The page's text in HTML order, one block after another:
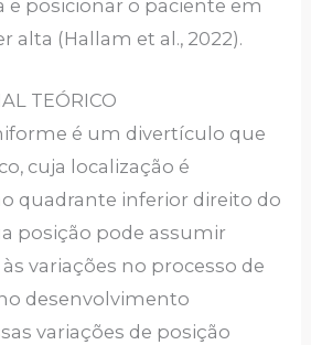
e posicionar o paciente em
alta (Hallam et al., 2022).
TEÓRICO
é um divertículo que
cuja localização é
quadrante inferior direito do
posição pode assumir
variações no processo de
desenvolvimento
variações de posição